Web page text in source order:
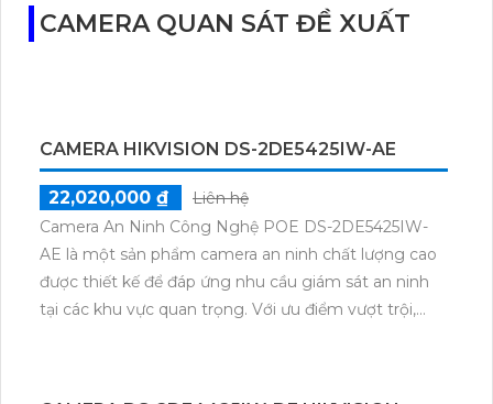
CAMERA QUAN SÁT ĐỀ XUẤT